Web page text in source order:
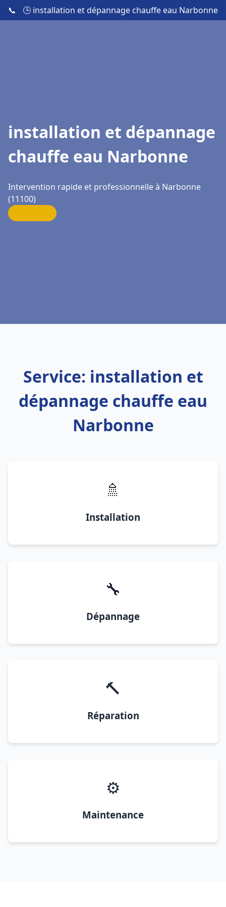
📞 🕒 installation et dépannage chauffe eau Narbonne
installation et dépannage
chauffe eau Narbonne
Intervention rapide et professionnelle à Narbonne
(11100)
Service: installation et
dépannage chauffe eau
Narbonne
🚿
Installation
🔧
Dépannage
🔨
Réparation
⚙️
Maintenance